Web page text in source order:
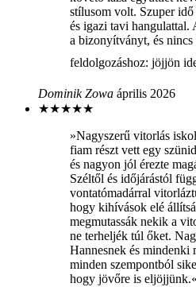
stílusom volt. Szuper
és igazi tavi hangulattal.
a bizonyítványt, és nincs
feldolgozáshoz: jöjjön
Dominik Zowa április 2026
★★★★★
»Nagyszerű vitorlás
fiam részt vett egy
és nagyon jól érezte
Széltől és időjárástól
vontatómadárral
hogy kihívások elé
megmutassák nekik a
ne terheljék túl őket.
Hannesnek és mindenki
minden szempontból
hogy jövőre is eljöjjünk.«